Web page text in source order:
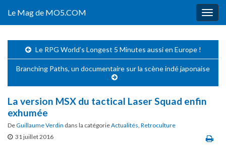
Le Mag de MO5.COM
Le RPG World’s Longest 5 Minutes aussi en Europe !
Branching Paths, un documentaire sur la scène indé japonaise
La version MSX du tactical Laser Squad enfin
exhumée
DeGuillaume Verdin dans la catégorieActualités, Retroculture
31 juillet 2016